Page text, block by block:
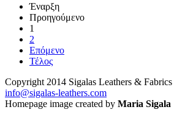
Έναρξη
Προηγούμενο
1
2
Επόμενο
Τέλος
Copyright 2014 Sigalas Leathers & Fabrics
info@sigalas-leathers.com
Homepage image created by Maria Sigala